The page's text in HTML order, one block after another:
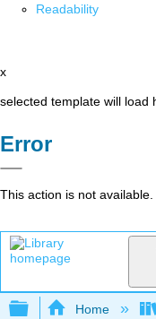
Readability
x
selected template will load
Error
This action is not available.
Expand/
Home